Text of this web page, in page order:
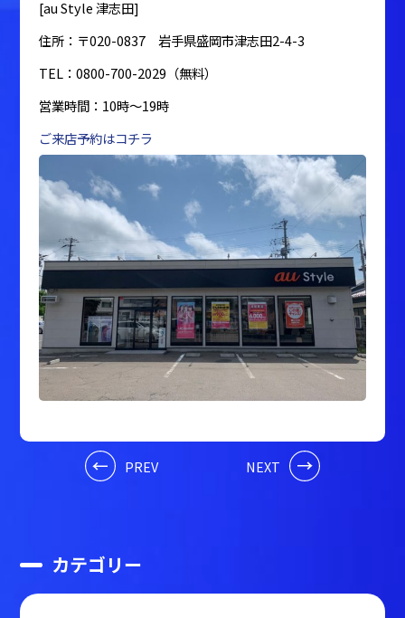
[au Style 津志田]
住所：〒020-0837 岩手県盛岡市津志田2-4-3
TEL：0800-700-2029（無料）
営業時間：10時～19時
ご来店予約はコチラ
PREV NEXT
カテゴリー